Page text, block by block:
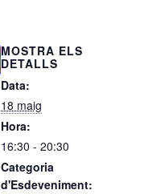
MOSTRA ELS
DETALLS
Data:
18 maig
Hora:
16:30 - 20:30
Categoria
d'Esdeveniment: